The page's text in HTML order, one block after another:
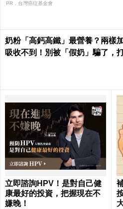
PR．台灣癌症基金會
奶粉「高鈣高鐵」最營養？兩樣
吸收不到！別被「假奶」騙了，
立即諮詢HPV！是對自己健
康最好的投資，把握現在不
嫌晚！